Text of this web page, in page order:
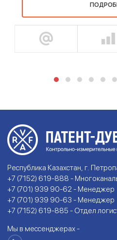
Республика Казахстан, г.
+7 (7152) 619-888 -
+7 (701) 939 90-62 - Менеджер
+7 (701) 939 90-63 - Менеджер
+7 (7152) 619-885 - Отдел
Мы в мессенджерах -